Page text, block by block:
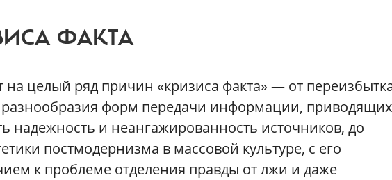
ФАКТА
на целый ряд причин «кризиса факта» — от
разнообразия форм передачи информации,
надежность и неангажированность источников, до
постмодернизма в массовой культуре, с его
к проблеме отделения правды от лжи и даже